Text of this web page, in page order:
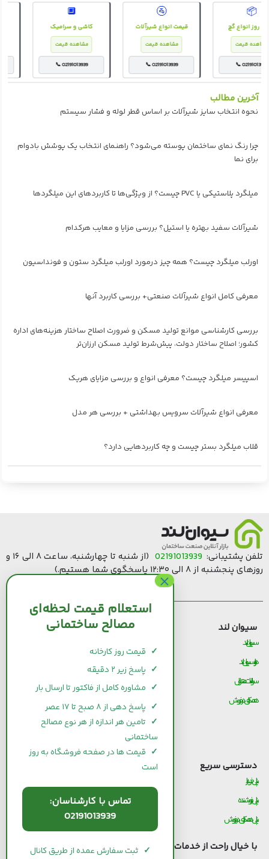
کاشی و سرامیک
مشاهده قیمت
📞 02191013939
🚰
قیمت انواع شیرآلات
مشاهده قیمت
📞 02191013939
📦
قیمت روز انواع گچ
مشاهده قیمت
📞 02191013939
آخرین مطالب
نحوه انتخاب سایز شیرآلات بر اساس قطر لوله و فشار سیستم
چرا رنگ نمای ساختمان پوسته می‌شود؟ راهنمای انتخاب یک پوشش بادوام
برای نما
میلگرد پلاستیکی یا PVC چیست؟ از ویژگی‌ها تا کاربردهای این میلگردها
شیرآلات سفید بهتره یا استیل؟ بررسی مزایا و معایب هرکدام
اورلب میلگرد چیست؟ همه چیز درمورد اورلب میلگرد ستون و فونداسیون
معرفی کامل انواع شیرآلات صنعتی+ بررسی کاربرد آنها
بررسی کارشناسی موانع تولید مسکن و ضرورت اصلاح ساختار هزینه‌های اداره
کشور؛ اصلاح ساختار دولت، پیش‌شرط تولید مسکن ارزان‌تر
اسپیسر میلگرد چیست؟ معرفی انواع و بررسی مزایای هریک
معرفی انواع شیرآلات سرویس بهداشتی + بررسی هر مدل
قلاب میلگرد بستر چیست و چه کاربردهایی دارد؟
تلفن پشتیبانی: 02191013939
(از شنبه تا چهارشنبه، ساعت ۸ الی ۱۶ و
روزهای پنجشنبه از ۸ الی ۱۲:۳۰ پاسخگوی شما هستیم.)
سیوان لند
سیوان لند
درباره سیوان لند
سوالات متداول
همکاری در فروش
قیمت مصالح ساختمانی
قیمت و خرید کاشی و سرامیک
قیمت و خرید آجر
قیمت و خرید گچ
قیمت و خرید شیرآلات
دسترسی سریع
پنل خریدار
پنل فروشنده
پنل همکاری در فروش
با خیال راحت از خدمات سیوان لنداستفاده کنید.
استعلام قیمت لحظه‌ای
مصالح ساختمانی
✓ قیمت روز کارخانه
✓ پاسخ زیر ۲ دقیقه
✓ مشاوره کامل از فاکتور تا ارسال بار
✓ پاسخ دهی از ۸ صبح تا ۱۷ عصر
✓ تامین هر اندازه از هر نوع مصالح
ساختمانی
✓ قیمت ها در صفحه فروشگاه به روز
است
تماس با کارشناسان:
02191013939
✓ ثبت سفارش عمده از طریق کانال